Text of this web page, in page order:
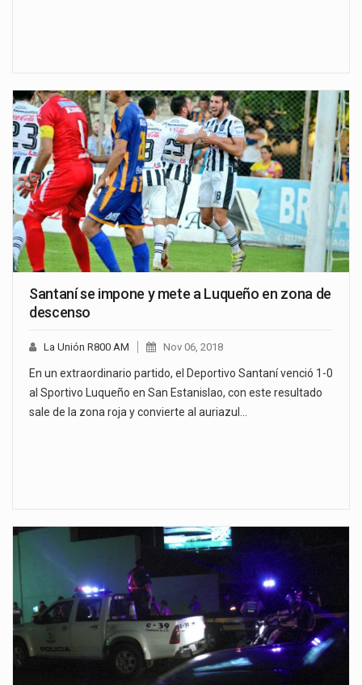
Santaní se impone y mete a Luqueño en zona de
descenso
La Unión R800 AM Nov 06, 2018
En un extraordinario partido, el Deportivo Santaní venció 1-0
al Sportivo Luqueño en San Estanislao, con este resultado
sale de la zona roja y convierte al auriazul…